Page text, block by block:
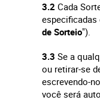
3.2 Cada
de Sorteio").
3.3 Se a
ou retirar-se
escrevendo-
você será